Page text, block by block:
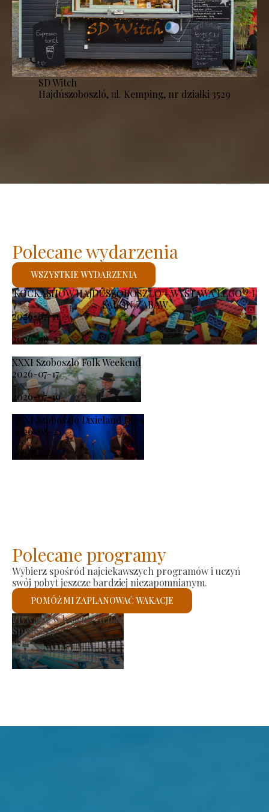
SD Witch
Hajdúszoboszló, ul. Kemping, nr działki 3529
KOCKASHOW HAJDÚSZOBOSZLÓ – WYSTAWA LEGO® I
SALON ZABAW
2026-07-11
-
2026-08-23
XXXI Szoboszlo Folk Weekend
2026-07-17
-
2026-07-19
XXXI Szoboszló Dixieland Days
2026-08-21
-
2026-08-23
Polecane wydarzenia
WSZYSTKIE WYDARZENIA
Polecane programy
Wybierz spośród najciekawszych programów i uczyń
swój pobyt jeszcze bardziej niezapomnianym.
POMÓŻ MI ZAPLANOWAĆ WAKACJE
Kościół rzymskokatolicki św.
Sprawdzę